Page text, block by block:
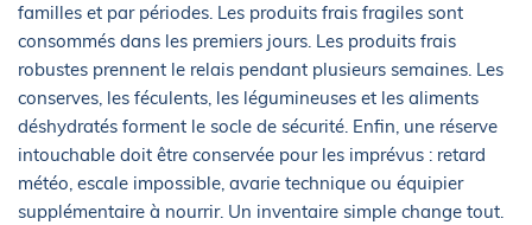
familles et par périodes. Les produits frais fragiles sont
consommés dans les premiers jours. Les produits frais
robustes prennent le relais pendant plusieurs semaines. Les
conserves, les féculents, les légumineuses et les aliments
déshydratés forment le socle de sécurité. Enfin, une réserve
intouchable doit être conservée pour les imprévus : retard
météo, escale impossible, avarie technique ou équipier
supplémentaire à nourrir. Un inventaire simple change tout.